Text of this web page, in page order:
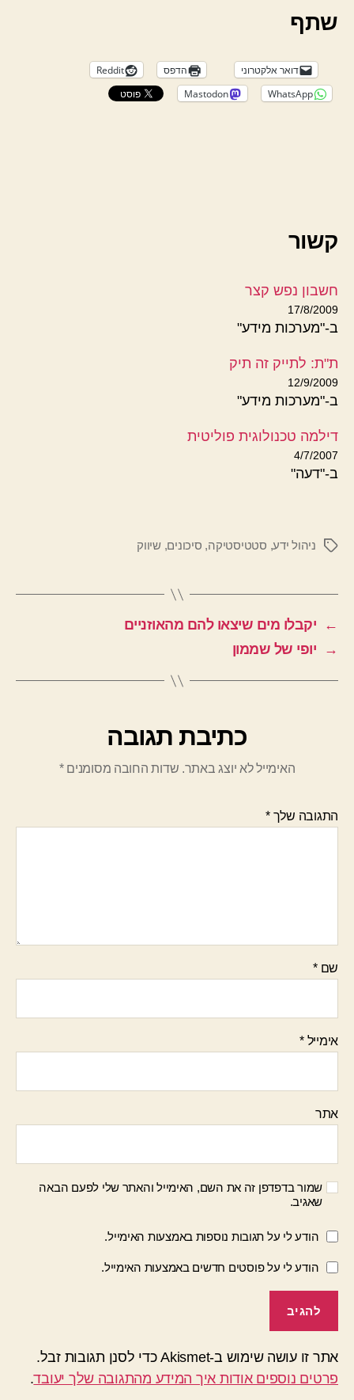
שתף
דואר אלקטרוני הדפס
Reddit
WhatsApp
Mastodon
קשור
חשבון נפש קצר
17/8/2009
ב-"מערכות מידע"
ת"ת: לתייק זה תיק
12/9/2009
ב-"מערכות מידע"
דילמה טכנולוגית פוליטית
4/7/2007
ב-"דעה"
תגיותניהול ידע, סטטיסטיקה, סיכונים,שיווק
←
יקבלו מים שיצאו להם מהאוזניים
→
יופי של שממון
כתיבת תגובה
האימייל לא יוצג באתר. שדות החובה מסומנים*
התגובה שלך*
שם*
אימייל*
אתר
שמור בדפדפן זה את השם, האימייל והאתר שלי לפעם הבאה
שאגיב.
הודע לי על תגובות נוספות באמצעות האימייל.
הודע לי על פוסטים חדשים באמצעות האימייל.
אתר זו עושה שימוש ב-Akismet כדי לסנן תגובות זבל.
פרטים נוספים אודות איך המידע מהתגובה שלך יעובד.